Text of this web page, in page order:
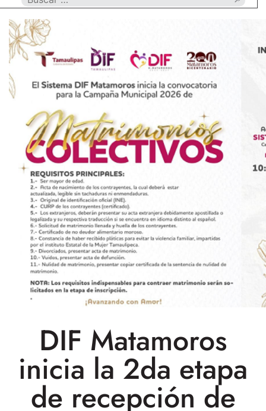
DIF Matamoros
inicia la 2da etapa
de recepción de